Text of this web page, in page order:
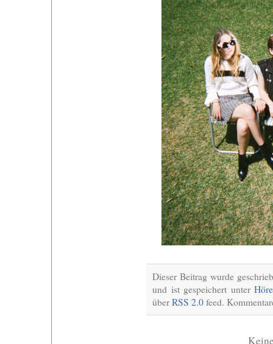
Dieser Beitrag wurde
und ist gespeichert unter
über RSS 2.0 feed.